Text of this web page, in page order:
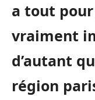
a tout pour
vraiment
d’autant
région